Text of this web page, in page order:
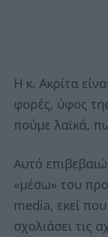
Η κ. Ακρίτα
φορές, ύφος
πούμε λαϊκά,
Αυτό
«μέσω» του
media, εκεί
σχολιάσει τις